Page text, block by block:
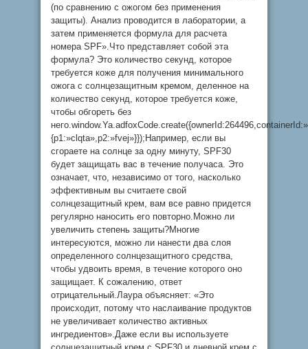
(по сравнению с ожогом без применения
защиты). Анализ проводится в лаборатории, а
затем применяется формула для расчета
номера SPF».Что представляет собой эта
формула? Это количество секунд, которое
требуется коже для получения минимального
ожога с солнцезащитным кремом, деленное на
количество секунд, которое требуется коже,
чтобы обгореть без
{p1:»clqta»,p2:»fvej»}});Например, если вы
сгораете на солнце за одну минуту, SPF30
будет защищать вас в течение получаса. Это
означает, что, независимо от того, насколько
эффективным вы считаете свой
солнцезащитный крем, вам все равно придется
регулярно наносить его повторно.Можно ли
увеличить степень защиты?Многие
интересуются, можно ли нанести два слоя
определенного солнцезащитного средства,
чтобы удвоить время, в течение которого оно
защищает. К сожалению, ответ
отрицательный.Лаура объясняет: «Это
происходит, потому что наслаивание продуктов
не увеличивает количество активных
ингредиентов».Даже если вы используете